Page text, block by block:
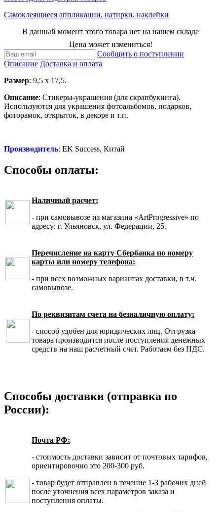
Самоклеящиеся аппликации, натирки, наклейки
В данный момент этого товара нет на нашем складе
Цена может измениться!
Сообщить о поступлении
Описание Доставка и оплата
Размер: 9,5 х 17,5.
Описание: Стикеры-украшения (для скрапбукинга).
Используются для украшения фотоальбомов, подарков,
фоторамок, открыток, в декоре и т.п.
Производитель: EK Success, Китай
Способы оплаты:
Наличный расчет:
- при самовывозе из магазина «ArtProgressive» по
адресу: г. Ульяновск, ул. Федерации, 25.
Перечисление на карту Сбербанка по номеру
карты или номеру телефона:
- при всех возможных вариантах доставки, в т.ч.
самовывозе.
По реквизитам счета на безналичную оплату:
- способ удобен для юридических лиц. Отгрузка
товара производится после поступления денежных
средств на наш расчетный счет. Работаем без НДС.
Способы доставки (отправка по
России):
Почта РФ:
- стоимость доставки зависит от почтовых тарифов,
ориентировочно это 200-300 руб.
- товар будет отправлен в течение 1-3 рабочих дней
после уточнения всех параметров заказа и
поступления оплаты.